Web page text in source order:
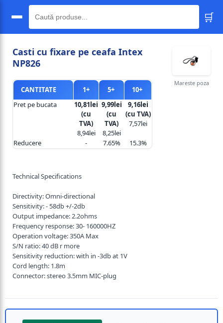
🛒
Casti cu fixare pe ceafa Intex
NP826
CANTITATE 1+ 5+
10+
Pret pe bucata
10,81lei
(cu
TVA)
8,94lei
9,99lei
(cu
TVA)
8,25lei
9,16lei
(cu TVA)
7,57lei
Reducere - 7.65% 15.3%
Mareste poza
Technical Specifications
Directivity: Omni-directional
Sensitivity: - 58db +/-2db
Output impedance: 2.2ohms
Frequency response: 30- 160000HZ
Operation voltage: 350A Max
S/N ratio: 40 dB r more
Sensitivity reduction: with in -3db at 1V
Cord length: 1.8m
Connector: stereo 3.5mm MIC-plug